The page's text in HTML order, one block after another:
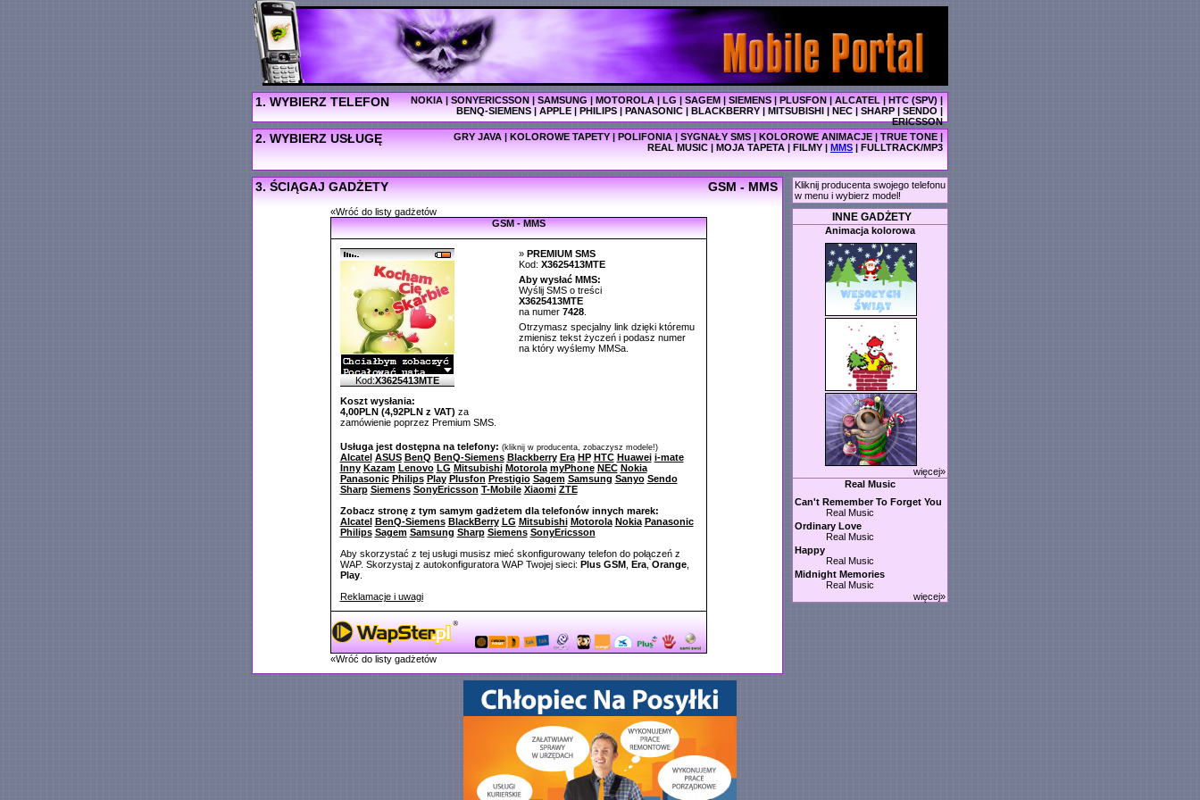
1. WYBIERZ TELEFON NOKIA|SONYERICSSON|SAMSUNG|MOTOROLA|LG|SAGEM|SIEMENS|PLUSFON|ALCATEL|HTC (SPV)|
BENQ-SIEMENS|APPLE|PHILIPS|PANASONIC|BLACKBERRY|MITSUBISHI|NEC|SHARP|SENDO|
ERICSSON
2. WYBIERZ USŁUGĘ GRY JAVA | KOLOROWE TAPETY | POLIFONIA | SYGNAŁY SMS | KOLOROWE ANIMACJE | TRUE TONE |
REAL MUSIC | MOJA TAPETA | FILMY | MMS | FULLTRACK/MP3
3. ŚCIĄGAJ GADŻETY GSM - MMS
«Wróć do listy gadżetów
GSM - MMS
Kod:X3625413MTE
Koszt wysłania:
4,00PLN (4,92PLN z VAT) za
zamówienie poprzez Premium SMS.
» PREMIUM SMS
Kod: X3625413MTE
Aby wysłać MMS:
Wyślij SMS o treści
X3625413MTE
na numer 7428.
Otrzymasz specjalny link dzięki któremu
zmienisz tekst życzeń i podasz numer
na który wyślemy MMSa.
Usługa jest dostępna na telefony: (kliknij w producenta, zobaczysz modele!)
Alcatel ASUS BenQ BenQ-Siemens Blackberry Era HP HTC Huawei i-mate
Inny Kazam Lenovo LG Mitsubishi Motorola myPhone NEC Nokia
Panasonic Philips Play Plusfon Prestigio Sagem Samsung Sanyo Sendo
Sharp Siemens SonyEricsson T-Mobile Xiaomi ZTE
Zobacz stronę z tym samym gadżetem dla telefonów innych marek:
Alcatel BenQ-Siemens BlackBerry LG Mitsubishi Motorola Nokia Panasonic
Philips Sagem Samsung Sharp Siemens SonyEricsson
Aby skorzystać z tej usługi musisz mieć skonfigurowany telefon do połączeń z
WAP. Skorzystaj z autokonfiguratora WAP Twojej sieci: Plus GSM, Era, Orange,
Play.
Reklamacje i uwagi
«Wróć do listy gadżetów
Kliknij producenta swojego telefonu
w menu i wybierz model!
INNE GADŻETY
Animacja kolorowa
więcej»
Real Music
Can't Remember To Forget You
Real Music
Ordinary Love
Real Music
Happy
Real Music
Midnight Memories
Real Music
więcej»